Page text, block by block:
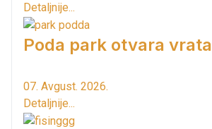
Detaljnije...
Poda park otvara
07. Avgust. 2026.
Detaljnije...